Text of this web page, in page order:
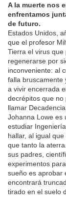
A la muerte nos
enfrentamos
de futuro.
Estados Unidos,
que el profesor
Tierra el virus
regenerarse por
inconveniente: al
falla bruscamente
a vivir encerrada
decrépitos que no
llamar Decadencia.
Johanna Lowe es
estudiar
hallar, al igual
que tanto la
sus padres,
experimentos
sueño es aprobar
encontrará
tirado en el suelo